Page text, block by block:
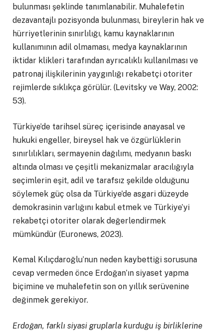
bulunması şeklinde tanımlanabilir. Muhalefetin
dezavantajlı pozisyonda bulunması, bireylerin hak ve
hürriyetlerinin sınırlılığı, kamu kaynaklarının
kullanımının adil olmaması, medya kaynaklarının
iktidar klikleri tarafından ayrıcalıklı kullanılması ve
patronaj ilişkilerinin yaygınlığı rekabetçi otoriter
rejimlerde sıklıkça görülür. (Levitsky ve Way, 2002:
53).
Türkiye’de tarihsel süreç içerisinde anayasal ve
hukuki engeller, bireysel hak ve özgürlüklerin
sınırlılıkları, sermayenin dağılımı, medyanın baskı
altında olması ve çeşitli mekanizmalar aracılığıyla
seçimlerin eşit, adil ve tarafsız şekilde olduğunu
söylemek güç olsa da Türkiye’de asgari düzeyde
demokrasinin varlığını kabul etmek ve Türkiye’yi
rekabetçi otoriter olarak değerlendirmek
mümkündür (Euronews, 2023).
Kemal Kılıçdaroğlu’nun neden kaybettiği sorusuna
cevap vermeden önce Erdoğan’ın siyaset yapma
biçimine ve muhalefetin son on yıllık serüvenine
değinmek gerekiyor.
Erdoğan, farklı siyasi gruplarla kurduğu iş birliklerine